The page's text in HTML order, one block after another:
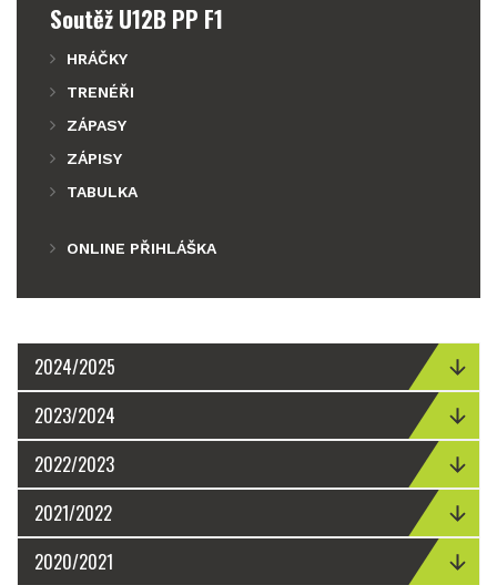
Soutěž U12B PP F1
HRÁČKY
TRENÉŘI
ZÁPASY
ZÁPISY
TABULKA
ONLINE PŘIHLÁŠKA
2024/2025
2023/2024
2022/2023
2021/2022
2020/2021